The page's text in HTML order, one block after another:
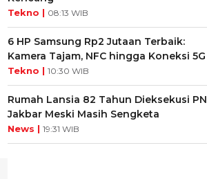
Tekno | 08:13 WIB
6 HP Samsung Rp2 Jutaan Terbaik:
Kamera Tajam, NFC hingga Koneksi 5G
Tekno | 10:30 WIB
Rumah Lansia 82 Tahun Dieksekusi PN
Jakbar Meski Masih Sengketa
News | 19:31 WIB